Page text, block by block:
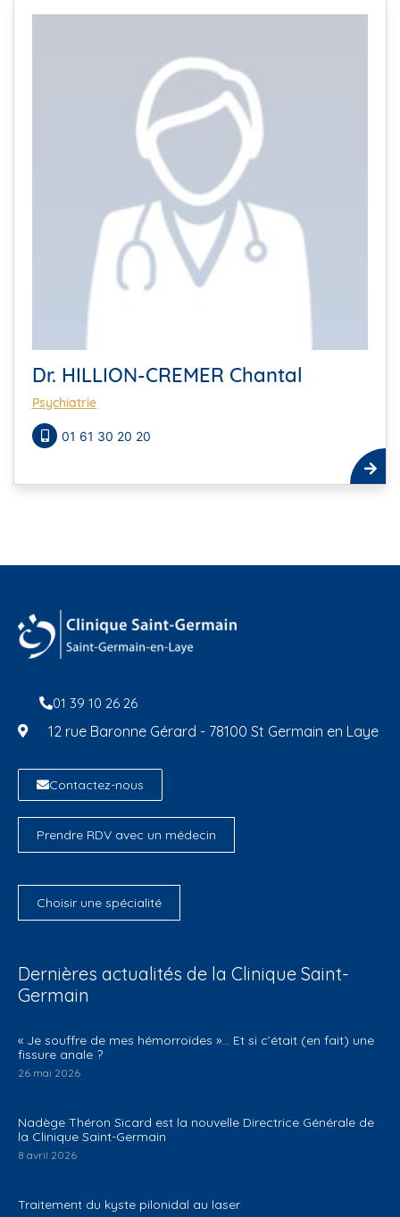
Dr. HILLION-CREMER Chantal
Psychiatrie
01 61 30 20 20
01 39 10 26 26
12 rue Baronne Gérard - 78100 St Germain en Laye
Contactez-nous
Prendre RDV avec un médecin
Choisir une spécialité
Dernières actualités de la Clinique Saint-
Germain
​« Je souffre de mes hémorroïdes »… Et si c’était (en fait) une
fissure anale ?
26 mai 2026
Nadège Théron Sicard est la nouvelle Directrice Générale de
la Clinique Saint-Germain
8 avril 2026
Traitement du kyste pilonidal au laser